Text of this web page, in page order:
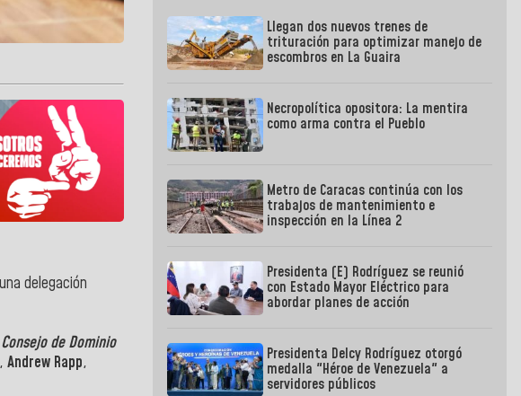
delegación
de Dominio
Andrew Rapp,
Llegan dos nuevos trenes de
trituración para optimizar manejo de
escombros en La Guaira
Necropolítica opositora: La mentira
como arma contra el Pueblo
Metro de Caracas continúa con los
trabajos de mantenimiento e
inspección en la Línea 2
Presidenta (E) Rodríguez se reunió
con Estado Mayor Eléctrico para
abordar planes de acción
Presidenta Delcy Rodríguez otorgó
medalla "Héroe de Venezuela" a
servidores públicos